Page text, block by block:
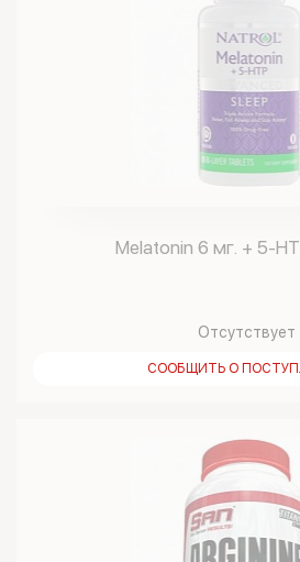
Melatonin 6 мг. + 5-
Отсутствует
СООБЩИТЬ О